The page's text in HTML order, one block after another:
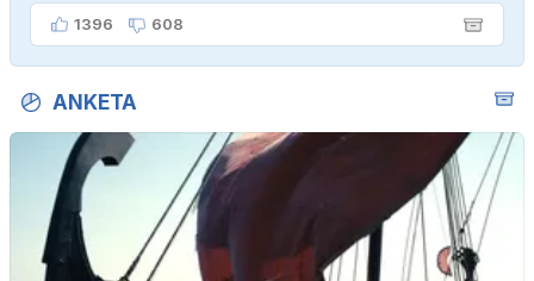
kupiti novega sina, tako sem ga prebutal!"
1396 608
ANKETA